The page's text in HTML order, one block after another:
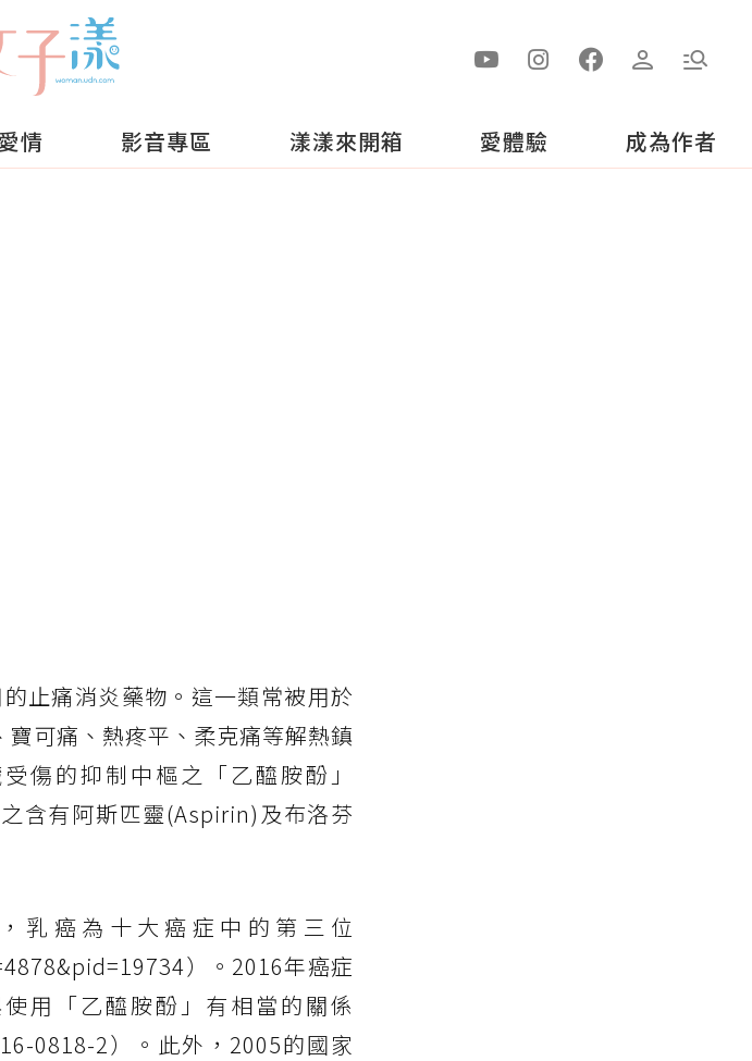
情 影音專區 漾漾來開箱 愛體驗 成為作者
止痛消炎藥物。這一類常被用於
可痛、熱疼平、柔克痛等解熱鎮
傷的抑制中樞之「乙醯胺酚」
含有阿斯匹靈(Aspirin)及布洛芬
乳癌為十大癌症中的第三位
）。2016年癌症
用「乙醯胺酚」有相當的關係
0818-2）。此外，2005的國家